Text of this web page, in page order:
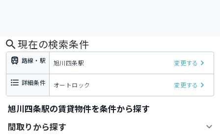
現在の検索条件
路線・駅 旭川四条駅 変更する
詳細条件 オートロック 変更する
旭川四条駅の賃貸物件を条件から探す
間取りから探す